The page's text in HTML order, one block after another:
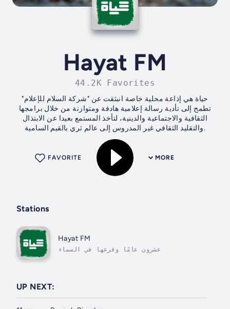
Hayat FM
44.2K Favorites
حياة هي إذاعة محلية خاصة انبثقت عن "شركة السلام للإعلام"
تطمح إلى تأدية رسالة إعلامية هادفة ومتوازنة من خلال برامجها
الثقافية والاجتماعية والدينية، لتأخذ المستمع بعيدا عن الابتذال
والتقليد الثقافي غير المدروس إلى عالم ثري بالقيم السامية.
MORE
FAVORITE
Stations
Hayat FM
عشرون عامًا وفرعها في السماء
UP NEXT: